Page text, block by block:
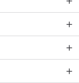
settings and monitor
unique
dried with a dry cloth.